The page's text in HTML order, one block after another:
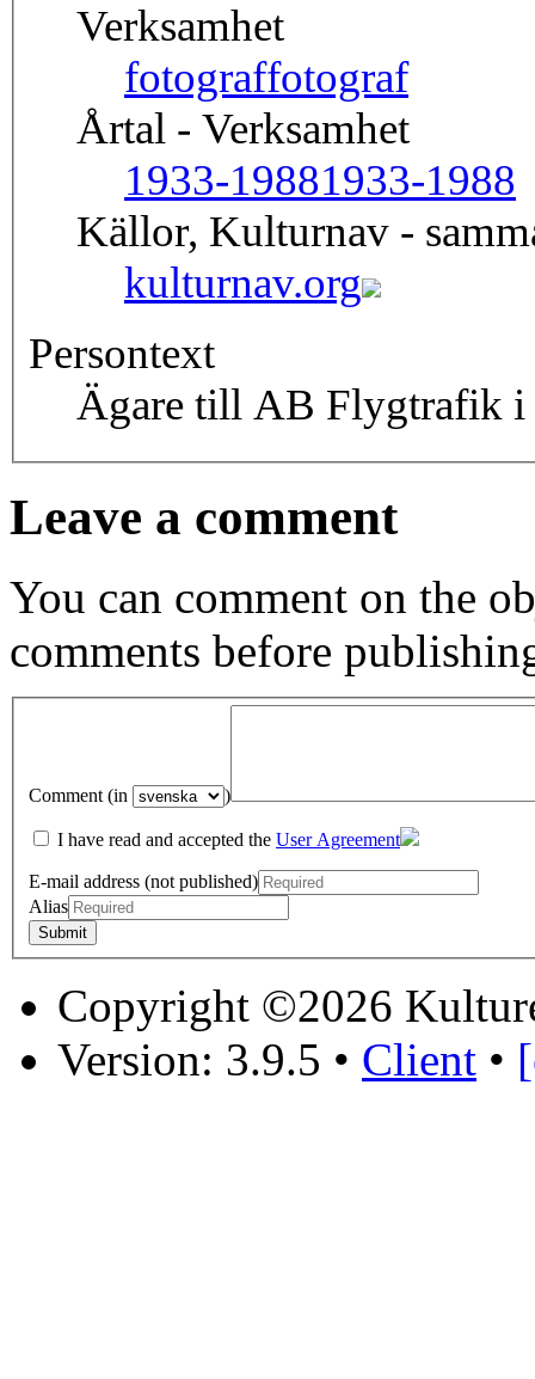
Verksamhet
fotograffotograf
Årtal - Verksamhet
1933-19881933-1988
Källor, Kulturnav -
kulturnav.org
Persontext
Ägare till AB Flygtrafik i
Leave a comment
You can comment on the
comments before
Comment (in )
I have read and accepted the User Agreement
E-mail address (not published)
Alias
Copyright ©2026
Version: 3.9.5 • Client •